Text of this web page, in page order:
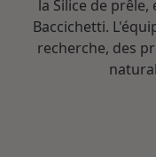
la Silice de
Baccichetti.
recherche, des